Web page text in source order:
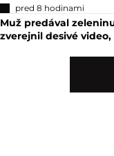
pred 8 hodinami
Muž predával
zverejnil desivé